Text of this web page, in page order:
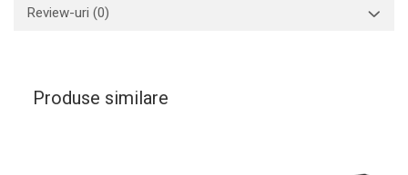
Review-uri (0)
Produse similare